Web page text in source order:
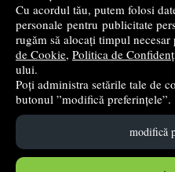
Cu acordul tău, putem folosi
personale pentru publicitate
rugăm să alocați timpul
de Cookie, Politica de
ului.
Poți administra setările tale de
butonul ”modifică preferințele”.
modifică
...toate știrile
© 2004 - 2026
Magazin online
Created